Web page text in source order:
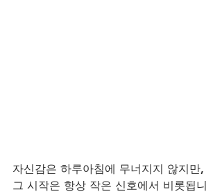
자신감은 하루아침에 무너지지 않지만,
그 시작은 항상 작은 신호에서 비롯됩니